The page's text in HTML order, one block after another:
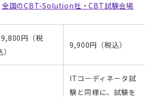
全国のCBT-Solution社・CBT試験会場
円（税
）
9,900円（税込）
ITコーディネータ試
験と同様に、試験を